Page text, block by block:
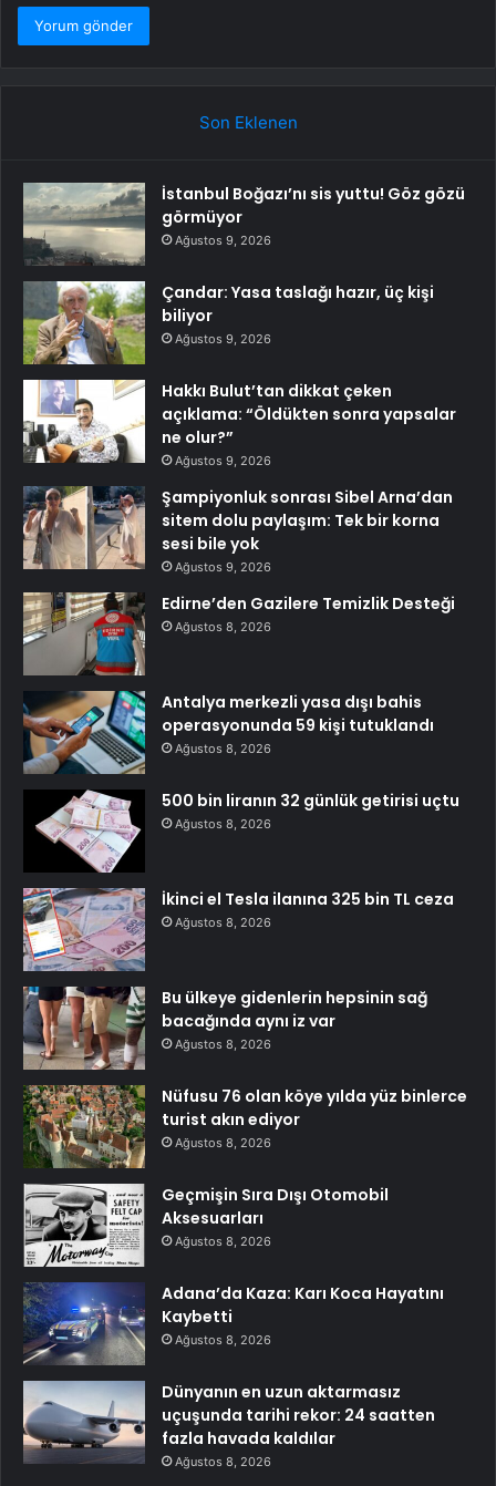
Son Eklenen
İstanbul Boğazı’nı sis yuttu! Göz gözü
görmüyor
Ağustos 9, 2026
Çandar: Yasa taslağı hazır, üç kişi
biliyor
Ağustos 9, 2026
Hakkı Bulut’tan dikkat çeken
açıklama: “Öldükten sonra yapsalar
ne olur?”
Ağustos 9, 2026
Şampiyonluk sonrası Sibel Arna’dan
sitem dolu paylaşım: Tek bir korna
sesi bile yok
Ağustos 9, 2026
Edirne’den Gazilere Temizlik Desteği
Ağustos 8, 2026
Antalya merkezli yasa dışı bahis
operasyonunda 59 kişi tutuklandı
Ağustos 8, 2026
500 bin liranın 32 günlük getirisi uçtu
Ağustos 8, 2026
İkinci el Tesla ilanına 325 bin TL ceza
Ağustos 8, 2026
Bu ülkeye gidenlerin hepsinin sağ
bacağında aynı iz var
Ağustos 8, 2026
Nüfusu 76 olan köye yılda yüz binlerce
turist akın ediyor
Ağustos 8, 2026
Geçmişin Sıra Dışı Otomobil
Aksesuarları
Ağustos 8, 2026
Adana’da Kaza: Karı Koca Hayatını
Kaybetti
Ağustos 8, 2026
Dünyanın en uzun aktarmasız
uçuşunda tarihi rekor: 24 saatten
fazla havada kaldılar
Ağustos 8, 2026